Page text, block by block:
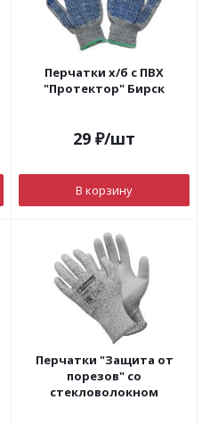
Перчатки х/б с ПВХ
"Протектор" Бирск
29 ₽/шт
В корзину
Перчатки "Защита от
порезов" со
стекловолокном